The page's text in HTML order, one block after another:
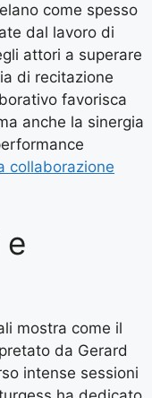
come spesso
dal lavoro di
attori a superare
di recitazione
favorisca
anche la sinergia
collaborazione
e
mostra come il
da Gerard
intense sessioni